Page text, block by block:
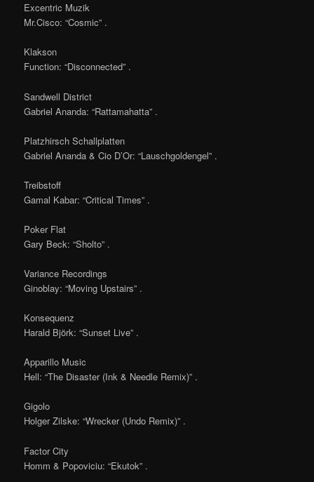
Excentric Muzik
Mr.Cisco: “Cosmic” .
Klakson
Function: “Disconnected” .
Sandwell District
Gabriel Ananda: “Rattamahatta” .
Platzhirsch Schallplatten
Gabriel Ananda & Cio D’Or: “Lauschgoldengel” .
Treibstoff
Gamal Kabar: “Critical Times” .
Poker Flat
Gary Beck: “Sholto” .
Variance Recordings
Ginoblay: “Moving Upstairs” .
Konsequenz
Harald Björk: “Sunset Live” .
Apparillo Music
Hell: “The Disaster (Ink & Needle Remix)” .
Gigolo
Holger Zilske: “Wrecker (Undo Remix)” .
Factor City
Homm & Popoviciu: “Ekutok” .